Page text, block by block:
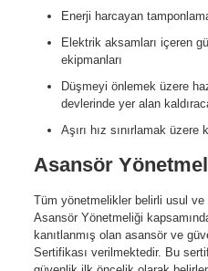
Enerji harcayan
Elektrik aksamları içeren
ekipmanları
Düşmeyi önlemek üzere
devlerinde yer alan
Aşırı hız sınırlamak üzere
Asansör
Tüm yönetmelikler belirli usul ve
Asansör Yönetmeliği
kanıtlanmış olan asansör ve
Sertifikası verilmektedir. Bu